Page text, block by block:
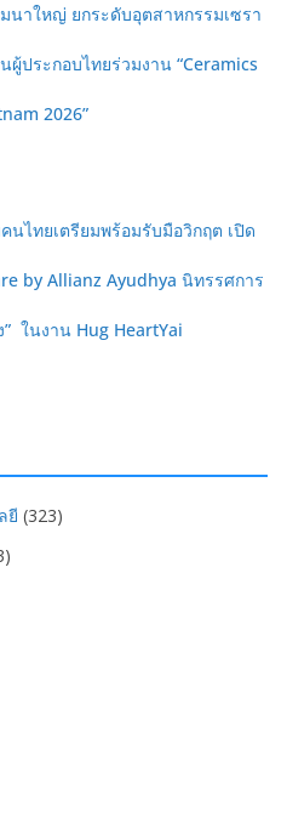
นาใหญ่ ยกระดับอุตสาหกรรมเซรา
ประกอบไทยร่วมงาน “Ceramics
2026”
นไทยเตรียมพร้อมรับมือวิกฤต เปิด
by Allianz Ayudhya นิทรรศการ
ในงาน Hug HeartYai
ยี (323)